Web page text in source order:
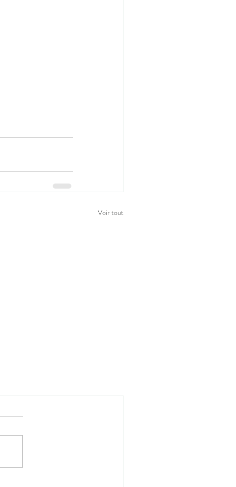
Voir tout